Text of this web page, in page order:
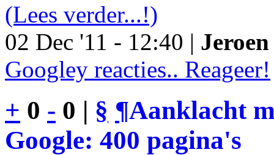
(Lees verder...!)
02 Dec '11 - 12:40 |
Googley reacties.. Reageer!
+ 0 - 0 | § ¶Aanklacht
Google: 400 pagina's